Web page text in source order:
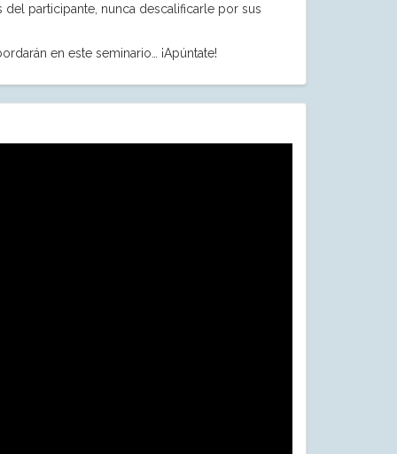
participante, nunca descalificarle por sus
en este seminario… ¡Apúntate!